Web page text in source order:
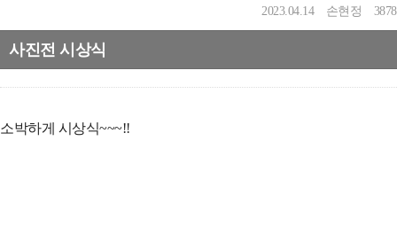
2023.04.14 손현정 3878
사진전 시상식
소박하게 시상식~~~!!